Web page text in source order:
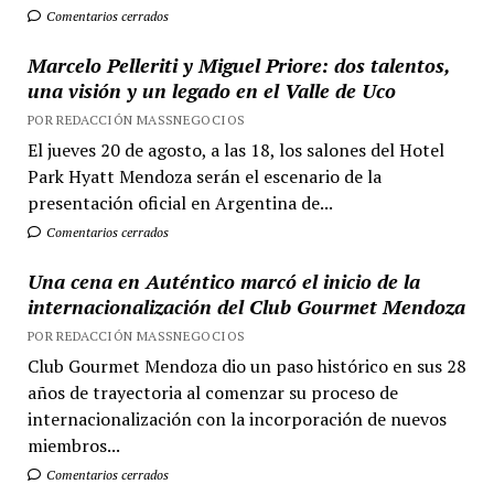
Comentarios cerrados
Marcelo Pelleriti y Miguel Priore: dos talentos,
una visión y un legado en el Valle de Uco
POR REDACCIÓN MASSNEGOCIOS
El jueves 20 de agosto, a las 18, los salones del Hotel
Park Hyatt Mendoza serán el escenario de la
presentación oficial en Argentina de...
Comentarios cerrados
Una cena en Auténtico marcó el inicio de la
internacionalización del Club Gourmet Mendoza
POR REDACCIÓN MASSNEGOCIOS
Club Gourmet Mendoza dio un paso histórico en sus 28
años de trayectoria al comenzar su proceso de
internacionalización con la incorporación de nuevos
miembros...
Comentarios cerrados